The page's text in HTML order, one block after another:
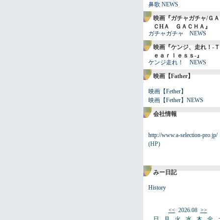
鼻歌 NEWS
映画『ガチャガチャ/ＧＡ
ＣHＡ ＧＡＣＨＡ』
ガチャガチャ NEWS
映画『ケンジ、走れ！-Ｔ
ｅａｒｌｅｓｓ-』
ケンジ走れ！ NEWS
映画【Father】
映画【Fether】
映画【Fether】NEWS
会社情報
http://www.a-selection-pro.jp/
(HP)
みー日記
History
<<2026.08 >>